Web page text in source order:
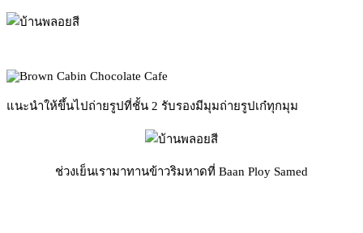
แนะนำให้ขึ้นไปถ่ายรูปที่ชั้น 2 รับรองมีมุมถ่ายรูปเก๋ทุกมุม
ช่วงเย็นเรามาทานข้าวริมหาดที่ Baan Ploy Samed